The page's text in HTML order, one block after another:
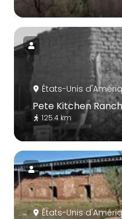
États-Unis
Pete Kitchen Ranch
125.4 km
États-Unis